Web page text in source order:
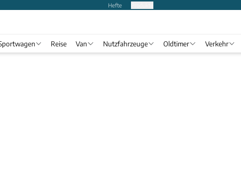
Hefte
Reise Van Nutzfahrzeuge Oldtimer Verkehr